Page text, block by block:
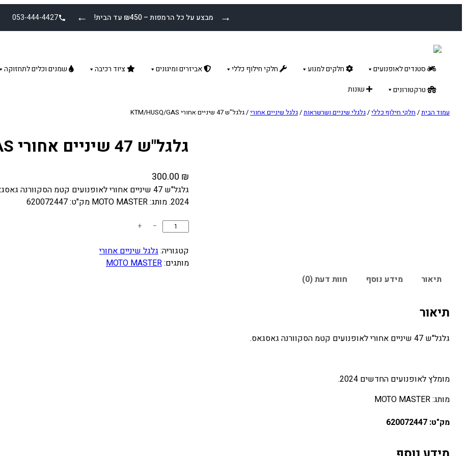
← מבצע על כל הרמפות – ₪450 עד הבית! →
053-444-4427
סטנדים לאופנועים חלקים למנוע חלקי חילוף כללי אביזרים ומיגונים ציוד רכיבה שמנים וכלים לתחזוקה
טרקטורונים
שונות
עמוד הבית/ חלקי חילוף כללי/גלגלי שיניים ושרשראות/גלגל שיניים אחורי/ גלגל"ש 47 שיניים אחורי KTM/HUSQ/GAS
גלגל"ש 47 שיניים אחורי KTM/HUSQ/GAS
300.00 ₪
גלגל"ש 47 שיניים אחורי לאופנועים קטמ
2024. מותג: MOTO MASTER מק"ט: 620072447
ו
ת
−
+
קטגוריה:גלגל שיניים אחורי
מותגים:MOTO MASTER
תיאור
מידע נוסף חוות דעת (0)
תיאור
גלגל"ש 47 שיניים אחורי לאופנועים קטמ הסקוורנה גאסגאס.
מומלץ לאופנועים החדשים 2024.
מותג: MOTO MASTER
מק"ט: 620072447